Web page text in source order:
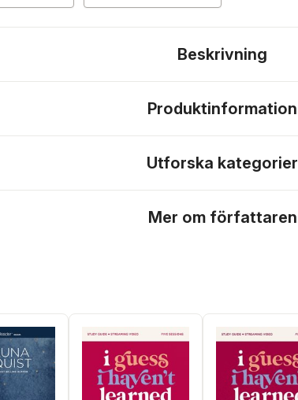
Beskrivning
Produktinformation
Utforska kategorier
Mer om författaren